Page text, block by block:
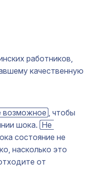
работников,
качественную
возможное , чтобы
шока. Не
состояние не
насколько это
от